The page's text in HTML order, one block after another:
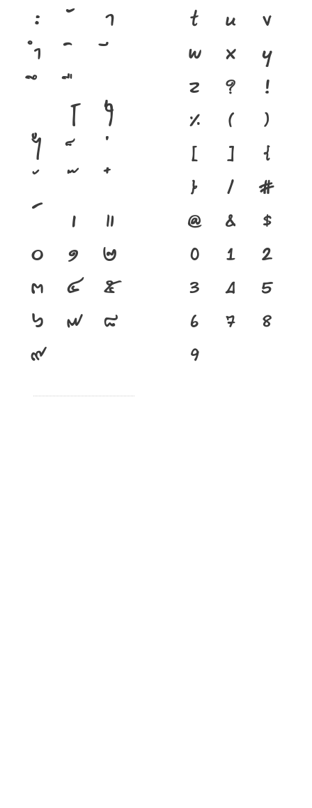
ะ
า
ำ
โ
ใ
ไ
เ
แ
๐
๑
๒
๓
๔
๕
๖
๗
๘
๙
t
u
v
w
x
y
z
?
!
%
(
)
[
]
{
}
/
#
@
&
$
0
1
2
3
4
5
6
7
8
9